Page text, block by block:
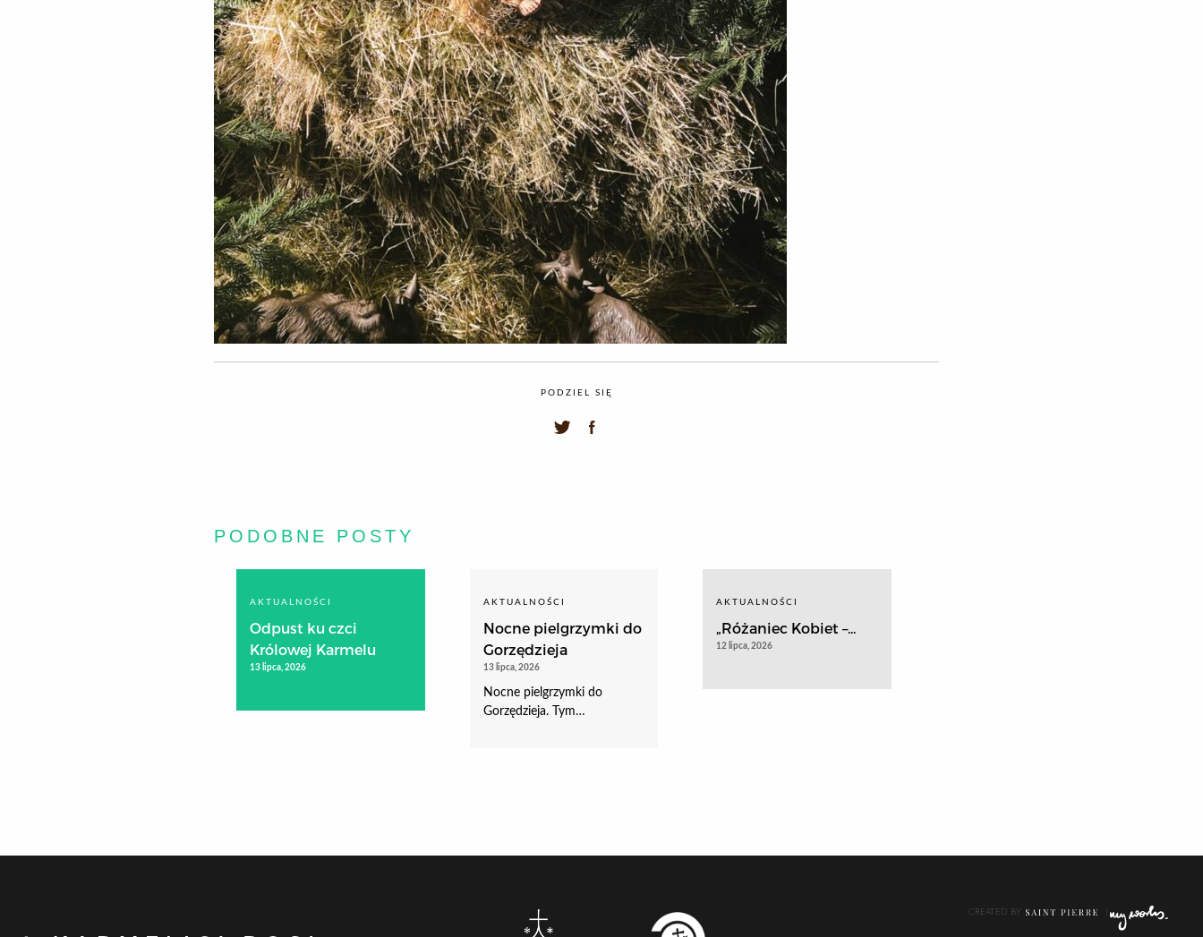
PODZIEL SIĘ
PODOBNE POSTY
AKTUALNOŚCI
Odpust ku czci
Królowej Karmelu
13 lipca, 2026
AKTUALNOŚCI
Nocne pielgrzymki do
Gorzędzieja
13 lipca, 2026
Nocne pielgrzymki do
Gorzędzieja. Tym…
AKTUALNOŚCI
„Różaniec Kobiet –...
12 lipca, 2026
CREATED BY